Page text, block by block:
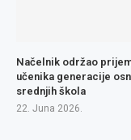
Načelnik održao
učenika generacije
srednjih škola
22. Juna 2026.